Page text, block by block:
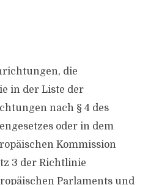
die
in der Liste der
nach § 4 des
oder in dem
Kommission
3 der Richtlinie
Parlaments und